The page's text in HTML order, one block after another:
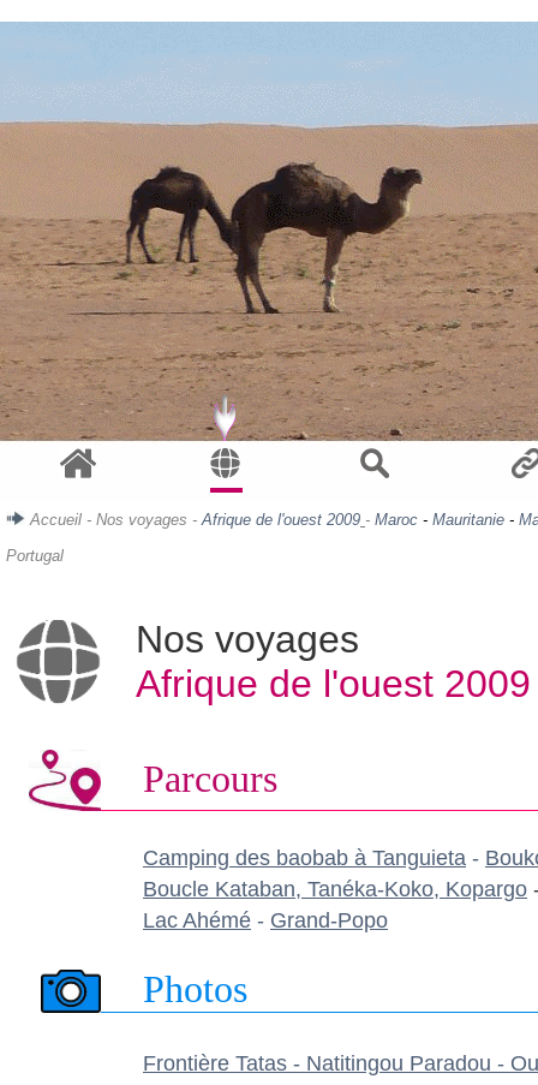
Accueil - Nos voyages - Afrique de l'ouest 2009 - Maroc - Mauritanie -
Portugal
Nos voyages
Afrique de l'ouest
Parcours
Camping des baobab à Tanguieta -
Boucle Kataban, Tanéka-Koko, Kopargo
Lac Ahémé - Grand-Popo
Photos
Frontière Tatas - Natitingou Paradou -